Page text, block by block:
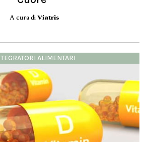
A cura diViatris
ALIMENTARI